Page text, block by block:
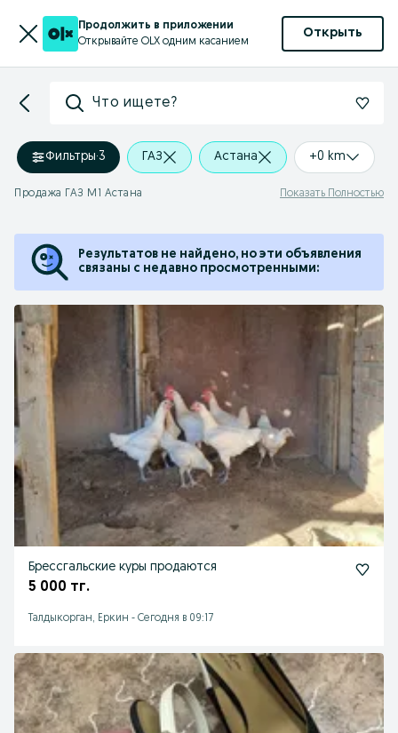
Продолжить в приложении
Открывайте OLX одним касанием
Открыть
Что ищете?
Фильтры·3 ГАЗ Астана +0 km
Продажа ГАЗ М1 Астана Показать Полностью
Результатов не найдено, но эти объявления
связаны с недавно просмотренными:
Брессгальские куры продаются
5 000 тг.
Талдыкорган, Еркин - Сегодня в 09:17